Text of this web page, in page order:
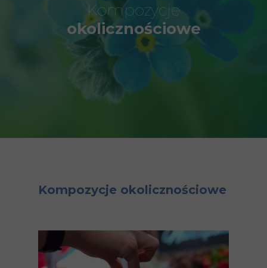
Kompozycje
okolicznościowe
Kompozycje okolicznościowe